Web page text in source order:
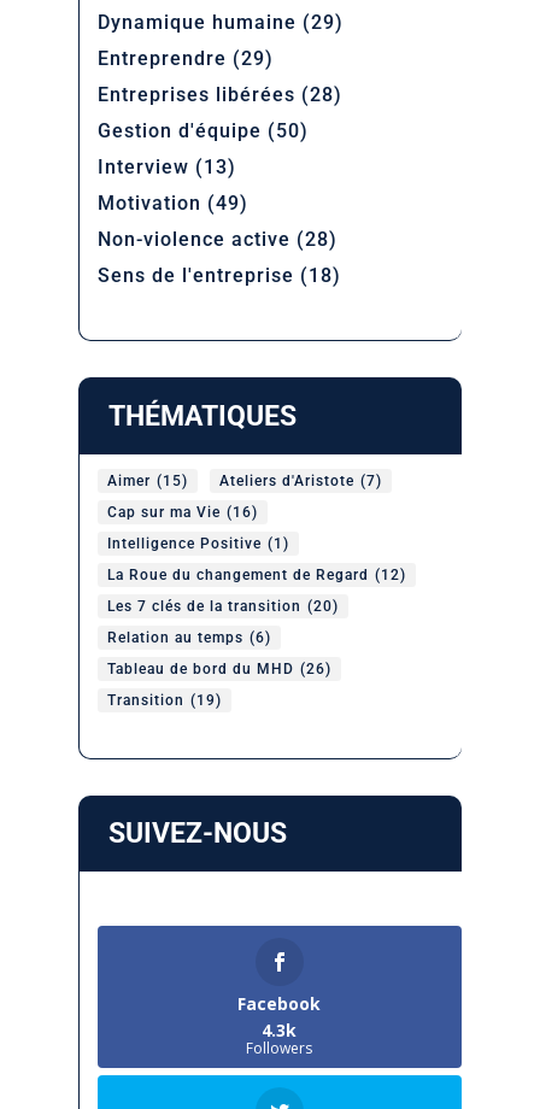
Dynamique humaine (29)
Entreprendre (29)
Entreprises libérées (28)
Gestion d'équipe (50)
Interview (13)
Motivation (49)
Non-violence active (28)
Sens de l'entreprise (18)
THÉMATIQUES
Aimer (15) Ateliers d'Aristote (7)
Cap sur ma Vie (16)
Intelligence Positive (1)
La Roue du changement de Regard (12)
Les 7 clés de la transition (20)
Relation au temps (6)
Tableau de bord du MHD (26)
Transition (19)
SUIVEZ-NOUS
Facebook
4.3k
Followers